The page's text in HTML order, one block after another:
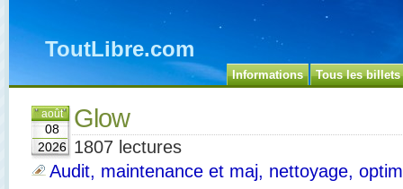
ToutLibre.com
Informations Tous les billets
août
08
2026
Glow
1807 lectures
Audit, maintenance et maj, nettoyage,